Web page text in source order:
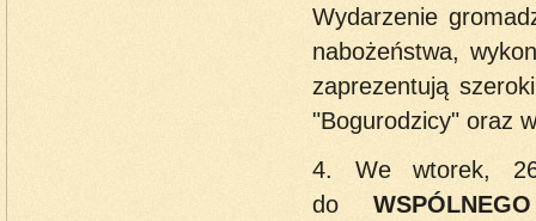
Wydarzenie
nabożeństwa,
zaprezentują
"Bogurodzicy" oraz
4. We wtorek,
do